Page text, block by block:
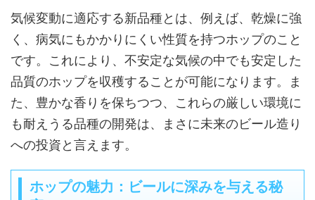
気候変動に適応する新品種とは、例えば、乾燥に強
く、病気にもかかりにくい性質を持つホップのこと
です。これにより、不安定な気候の中でも安定した
品質のホップを収穫することが可能になります。ま
た、豊かな香りを保ちつつ、これらの厳しい環境に
も耐えうる品種の開発は、まさに未来のビール造り
への投資と言えます。
ホップの魅力：ビールに深みを与える秘